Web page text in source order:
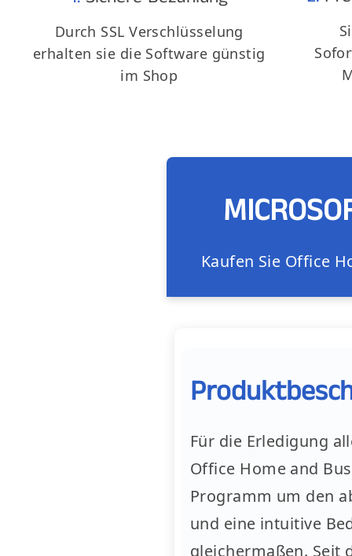
Durch SSL Verschlüsselung
erhalten sie die Software günstig
im Shop
Kaufen Sie Office
Für die Erledigung
Office Home and
Programm um den
und eine intuitive
gleichermaßen. Seit